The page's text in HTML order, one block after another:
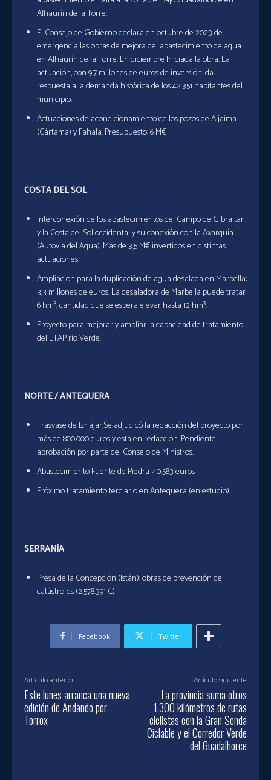
Alhaurín de la Torre.
El Consejo de Gobierno declara en octubre de 2023 de
emergencia las obras de mejora del abastecimiento de agua
en Alhaurín de la Torre. En diciembre Iniciada la obra. La
actuación, con 9,7 millones de euros de inversión, da
respuesta a la demanda histórica de los 42.351 habitantes del
municipio.
Actuaciones de acondicionamiento de los pozos de Aljaima
(Cártama) y Fahala. Presupuesto: 6 M€
COSTA DEL SOL
Interconexión de los abastecimientos del Campo de Gibraltar
y la Costa del Sol occidental y su conexión con la Axarquía
(Autovía del Agua). Más de 3,5 M€ invertidos en distintas
actuaciones.
Ampliacion para la duplicación de agua desalada en Marbella:
3,3 millones de euros. La desaladora de Marbella puede tratar
6 hm³, cantidad que se espera elevar hasta 12 hm³.
Proyecto para mejorar y ampliar la capacidad de tratamiento
del ETAP río Verde.
NORTE / ANTEQUERA
Trasvase de Iznájar.Se adjudicó la redacción del proyecto por
más de 800.000 euros y está en redacción. Pendiente
aprobación por parte del Consejo de Ministros.
Abastecimiento Fuente de Piedra: 40.583 euros
Próximo tratamiento terciario en Antequera (en estudio).
SERRANÍA
Presa de la Concepción (Istán): obras de prevención de
catástrofes (2.578.391 €)
Facebook Twitter
Artículo anterior
Este lunes arranca una nueva
edición de Andando por
Torrox
Artículo siguiente
La provincia suma otros
1.300 kilómetros de rutas
ciclistas con la Gran Senda
Ciclable y el Corredor Verde
del Guadalhorce